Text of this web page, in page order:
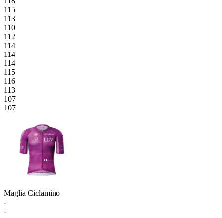
115
113
110
112
114
114
114
115
116
113
107
107
Maglia Ciclamino
-
-